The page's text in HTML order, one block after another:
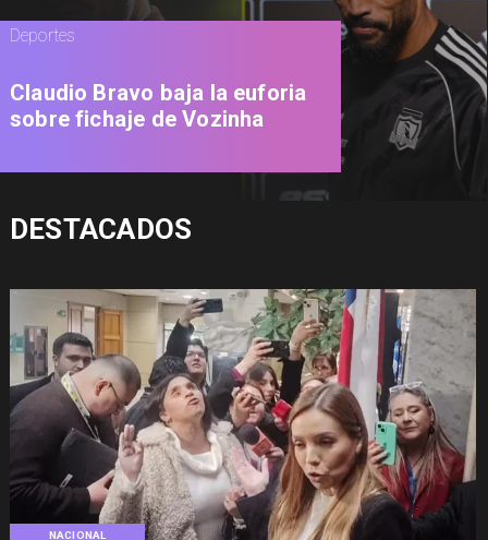
NACIONAL
Deportes
Claudio Bravo baja la euforia
sobre fichaje de Vozinha
DESTACADOS